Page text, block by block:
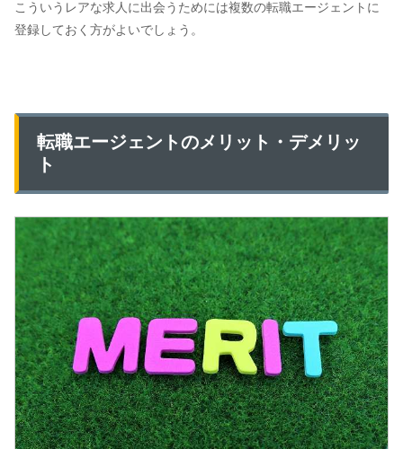
こういうレアな求人に出会うためには複数の転職エージェントに
登録しておく方がよいでしょう。
転職エージェントのメリット・デメリッ
ト